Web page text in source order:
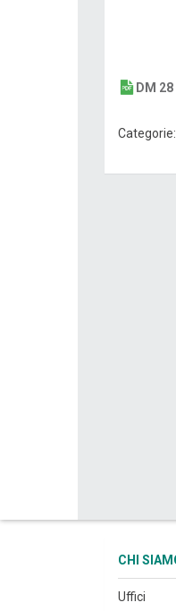
DM
Categorie:
CHI
Uffici